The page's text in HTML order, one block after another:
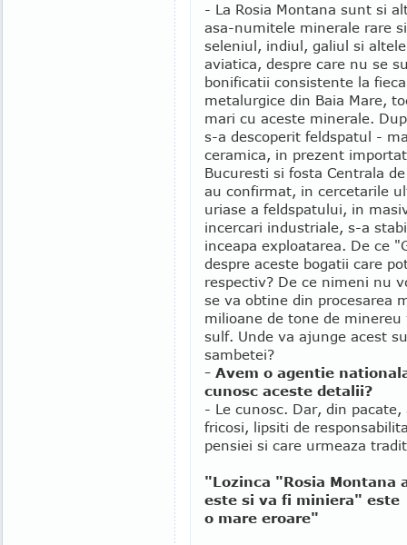
- La Rosia Montana sunt si
asa-numitele minerale rare
seleniul, indiul, galiul si
aviatica, despre care nu se
bonificatii consistente la
metalurgice din Baia Mare,
mari cu aceste minerale.
s-a descoperit feldspatul -
ceramica, in prezent
Bucuresti si fosta Centrala
au confirmat, in cercetarile
uriase a feldspatului, in
incercari industriale, s-a
inceapa exploatarea. De ce
despre aceste bogatii care
respectiv? De ce nimeni nu
se va obtine din procesarea
milioane de tone de
sulf. Unde va ajunge acest
sambetei?
- Avem o agentie
cunosc aceste detalii?
- Le cunosc. Dar, din
fricosi, lipsiti de
pensiei si care urmeaza
"Lozinca "Rosia Montana
este si va fi miniera" este
o mare eroare"